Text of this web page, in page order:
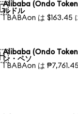
Alibaba (Ondo
ルドル
1 BABAon は $163.45
Alibaba (Ondo
ン・ペソ
1 BABAon は